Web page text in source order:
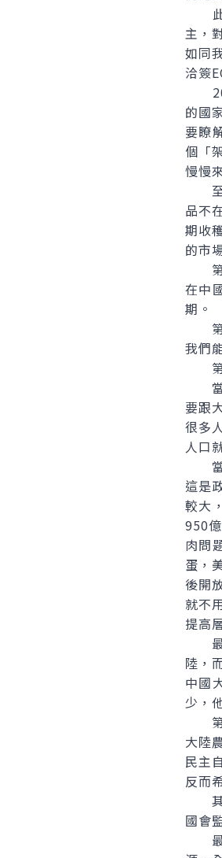
此
主，
如同
洽簽
的國
要瞭
個「
慢慢
至
品不
期收
的市
第
在中
期。
第
我們
第
當
要跟
很多
人口
當
這是
較大
950
肉問
蛋，
後開
就不
提高
最
陸，
中國
少，
第
大陸
民主
反而
其
國會
最